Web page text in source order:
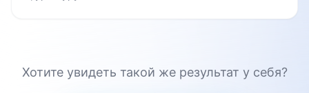
Хотите увидеть такой же результат у себя?